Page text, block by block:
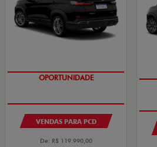
OPORTUNIDADE
VENDAS PARA PCD
De: R$ 119.990,00